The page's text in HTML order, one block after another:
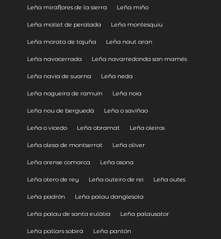
Leña miraflores de la sierra Leña miño
Leña mollet de peralada Leña montesquiu
Leña morata de tajuña Leña naut aran
Leña navacerrada Leña navarredonda san mamés
Leña navia de suarna Leña neda
Leña nogueira de ramuín Leña noia
Leña nou de berguedà Leña o saviñao
Leña o vicedo Leña obramat Leña oleiros
Leña olesa de montserrat Leña oliver
Leña orense comarca Leña osona
Leña otero de rey Leña outeiro de rei Leña outes
Leña padrón Leña palau danglesola
Leña palau de santa eulàlia Leña palausator
Leña pallars sobirá Leña pantón